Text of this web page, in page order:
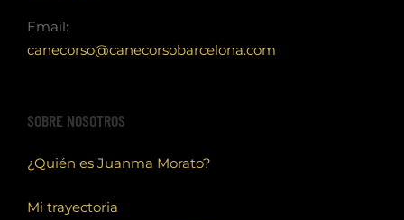
Email:
canecorso@canecorsobarcelona.com
SOBRE NOSOTROS
¿Quién es Juanma Morato?
Mi trayectoria